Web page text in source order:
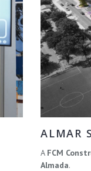
ALMAR
A FCM
Almada.